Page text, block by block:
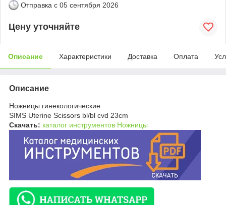
Отправка с 05 сентября 2026
Цену уточняйте
Описание Характеристики Доставка Оплата
Описание
Ножницы гинекологические
SIMS Uterine Scissors bl/bl cvd 23cm
Скачать: каталог инструментов Ножницы